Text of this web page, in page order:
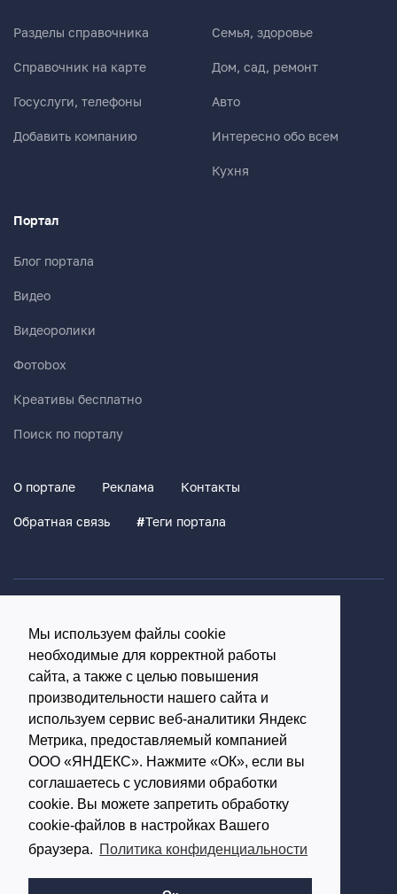
Мы используем файлы cookie
необходимые для корректной работы
сайта, а также с целью повышения
производительности нашего сайта и
используем сервис веб-аналитики Яндекс
Метрика, предоставляемый компанией
ООО «ЯНДЕКС». Нажмите «ОК», если вы
соглашаетесь с условиями обработки
cookie. Вы можете запретить обработку
cookie-файлов в настройках Вашего
браузера. Политика конфиденциальности
Разделы справочника
Справочник на карте
Госуслуги, телефоны
Добавить компанию
Семья, здоровье
Дом, сад, ремонт
Авто
Интересно обо всем
Кухня
Портал
Блог портала
Видео
Видеоролики
Фотоbox
Креативы бесплатно
Поиск по порталу
О портале Реклама Контакты
Обратная связь #Теги портала
Согласие на обработку персональных данных
16+
© Использование материалов возможно только с
письменного разрешения администрации портала
Редакция портала:
Обратиться в Макс
Обратиться в Телеграм
614002, г.Пермь,